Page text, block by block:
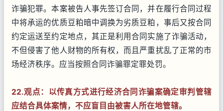
诈骗犯罪。本案被告人事先签订合同，并在履行合同过程
中将承运的优质豆粕暗中调换为劣质豆粕，事后又按合同
约定运送至约定地点，其正是利用合同实施了诈骗活动，
不但侵害了他人财物的所有权，而且严重扰乱了正常的市
场经济秩序。应当按照合同诈骗罪定罪处罚。
22.观点：以传真方式进行经济合同诈骗案确定审判管辖
应结合具体案情，不应盲目由被害人所在地管辖。